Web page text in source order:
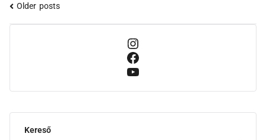
Older posts
Kereső